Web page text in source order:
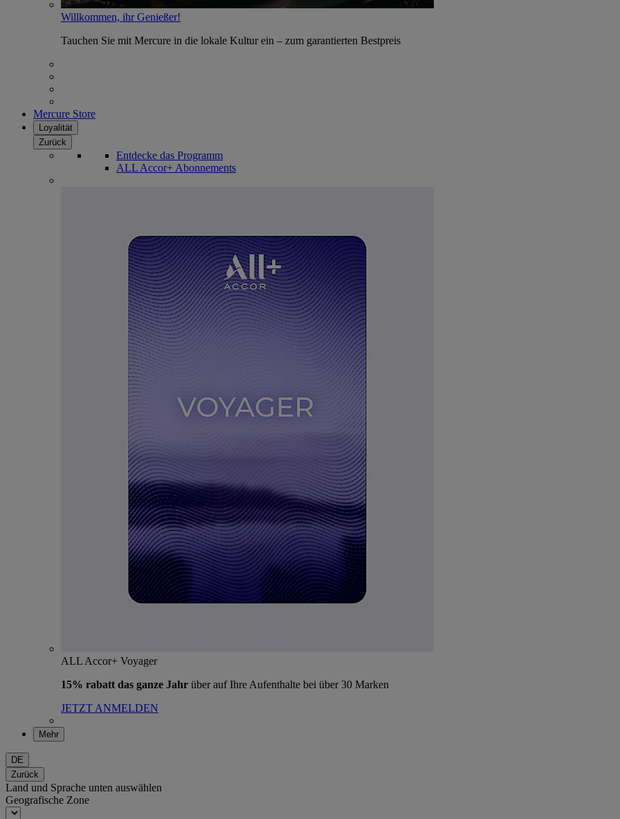
Willkommen, ihr Genießer!
Tauchen Sie mit Mercure in die lokale Kultur ein – zum garantierten Bestpreis
Mercure Store
Loyalität
Zurück
Entdecke das Programm
ALL Accor+ Abonnements
ALL Accor+ Voyager
15% rabatt das ganze Jahr über auf Ihre Aufenthalte bei über 30 Marken
JETZT ANMELDEN
Mehr
DE
Zurück
Land und Sprache unten auswählen
Geografische Zone